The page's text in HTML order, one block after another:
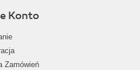
Konto
Zamówień